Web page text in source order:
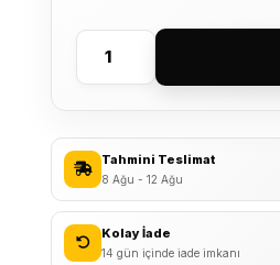
Yakima
Araç
Arkası
Bisiklet
Taşıyıcı
adet
Tahmini Teslimat
8 Ağu - 12 Ağu
Kolay İade
14 gün içinde iade imkanı